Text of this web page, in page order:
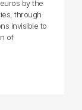
by the
through
invisible to
of